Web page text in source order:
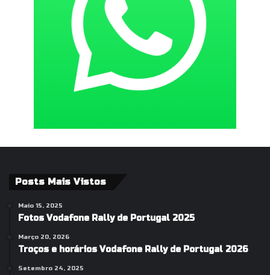
Posts Mais Vistos
Maio 15, 2025
Fotos Vodafone Rally de Portugal 2025
Março 20, 2026
Troços e horários Vodafone Rally de Portugal 2026
Setembro 24, 2025